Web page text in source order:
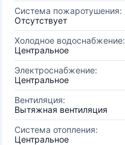
Система пожаротушения:
Отсутствует
Холодное водоснабжение:
Центральное
Электроснабжение:
Центральное
Вентиляция:
Вытяжная вентиляция
Система отопления:
Центральное